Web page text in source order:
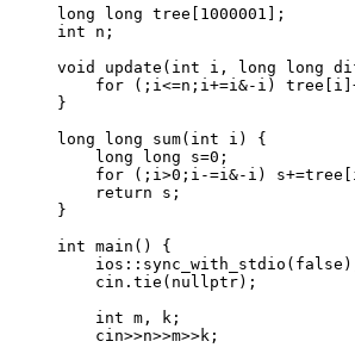
long
long tree [ 1000001 ];
int n;
void
update ( int i , long long
for (;i <=n;i +=i &- i) tree [i]
}
long
long sum( int i ) {
long
long s=0 ;
for (;i >0 ;i -=i &- i) s+=tree
return s;
}
int main () {
ios:: sync_with_stdio ( false
cin . tie ( nullptr);
int m, k;
cin>>n>>m>>k;